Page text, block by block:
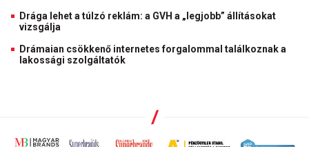
Drága lehet a túlzó reklám: a GVH a „legjobb” állításokat
vizsgálja
Drámaian csökkenő internetes forgalommal találkoznak a
lakossági szolgáltatók